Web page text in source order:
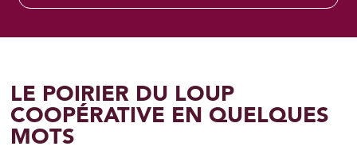
LE POIRIER DU LOUP
COOPÉRATIVE EN QUELQUES
MOTS